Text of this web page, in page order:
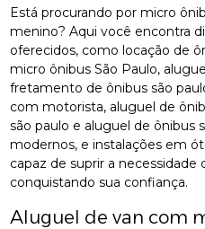
Está procurando por micro
menino? Aqui você encontra
oferecidos, como locação de
micro ônibus São Paulo,
fretamento de ônibus são
com motorista, aluguel de
são paulo e aluguel de ônibus
modernos, e instalações em
capaz de suprir a necessidade
conquistando sua confiança.
Aluguel de van com